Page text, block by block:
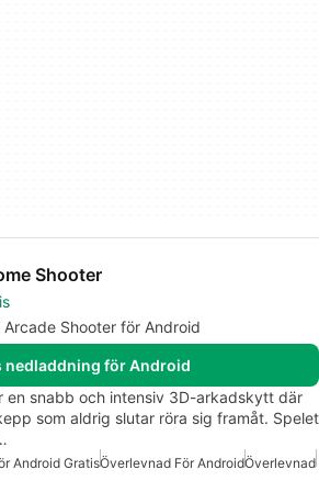
Shooter
Shooter för Android
nedladdning för Android
en snabb och intensiv 3D-arkadskytt där
som aldrig slutar röra sig framåt. Spelet
Android GratisÖverlevnad För AndroidÖverlevnad